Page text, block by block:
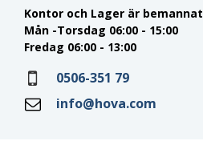
Kontor och Lager är bemannat
Mån -Torsdag 06:00 - 15:00
Fredag 06:00 - 13:00
0506-351 79
info@hova.com